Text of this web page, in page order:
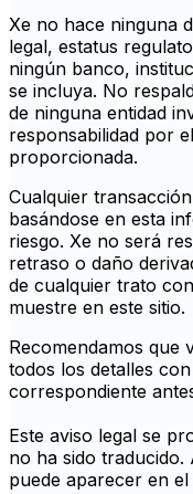
Xe no hace ninguna
legal, estatus
ningún banco,
se incluya. No
de ninguna entidad
responsabilidad por
proporcionada.
Cualquier
basándose en esta
riesgo. Xe no será
retraso o daño
de cualquier trato
muestre en este sitio.
Recomendamos que
todos los detalles
correspondiente
Este aviso legal se
no ha sido traducido.
puede aparecer en